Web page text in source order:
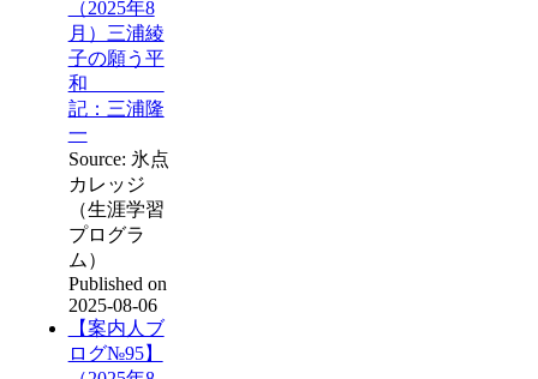
（2025年8
月）三浦綾
子の願う平
和
記：三浦隆
一
Source: 氷点
カレッジ
（生涯学習
プログラ
ム）
Published on
2025-08-06
【案内人ブ
ログ№95】